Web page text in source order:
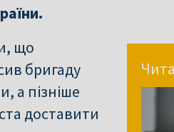
що
бригаду
а пізніше
доставити